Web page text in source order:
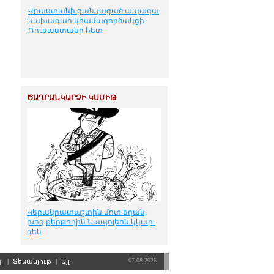
Վրաստանի ցանկացած ապագա
նախագահ կհամագործակցի
Ռուսաստանի հետ
ԾԱՂՐԱՆԿԱՐՉԻ ԿՍՄԻԹ
Կե­րակ­րա­տաշ­տին մոտ ե­ղան,
խոզ քեր­թո­ղին Նա­պո­լեոն կկար­
գեն
| Տեսանյութ | Այլ 07.08.2026